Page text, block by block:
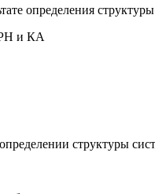
определения
РН и КА
структуры